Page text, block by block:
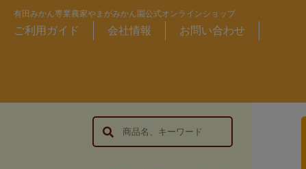
有田みかん専業農家やまがみかん園公式オンラインショップ
ご利用ガイド 会社情報 お問い合わせ